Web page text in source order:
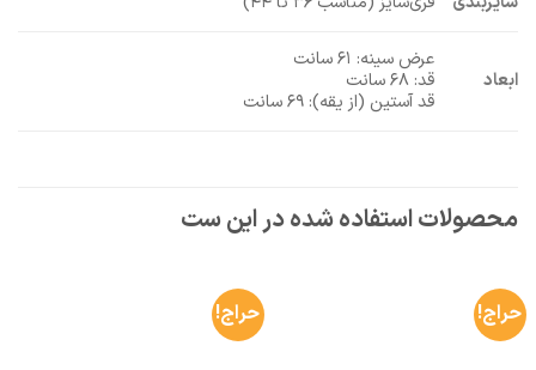
ابعاد
عرض سینه: ۶۱ سانت
قد: ۶۸ سانت
قد آستین (از یقه): ۶۹ سانت
حراج! حراج!